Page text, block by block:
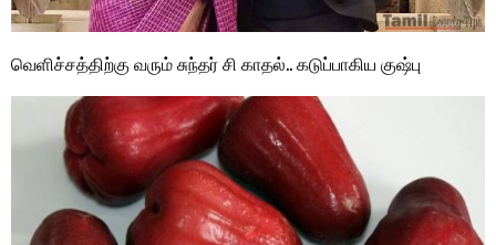
வெளிச்சத்திற்கு வரும் சுந்தர் சி காதல்.. கடுப்பாகிய குஷ்பு